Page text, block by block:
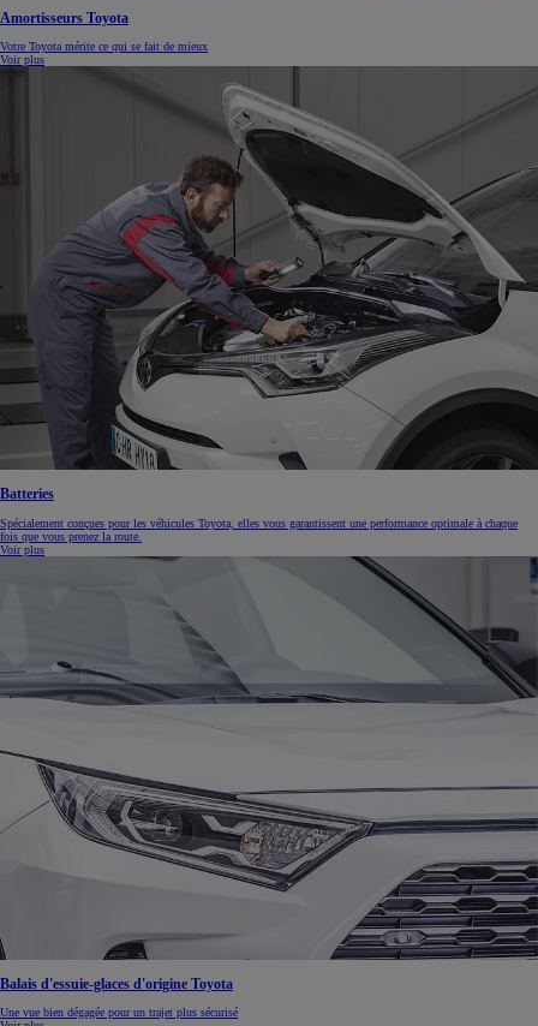
Amortisseurs Toyota
Votre Toyota mérite ce qui se fait de mieux
Voir plus
Batteries
Spécialement conçues pour les véhicules Toyota, elles vous garantissent une performance optimale à chaque
fois que vous prenez la route.
Voir plus
Balais d'essuie-glaces d'origine Toyota
Une vue bien dégagée pour un trajet plus sécurisé